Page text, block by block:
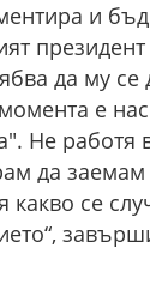
и
да му се
е
Не работя
да
какво се